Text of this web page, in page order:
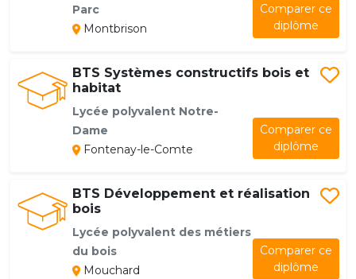
Parc
Montbrison
Comparer ce
diplôme
BTS Systèmes constructifs bois et
habitat
Lycée polyvalent Notre-
Dame
Fontenay-le-Comte
Comparer ce
diplôme
BTS Développement et réalisation
bois
Lycée polyvalent des métiers
du bois
Mouchard
Comparer ce
diplôme